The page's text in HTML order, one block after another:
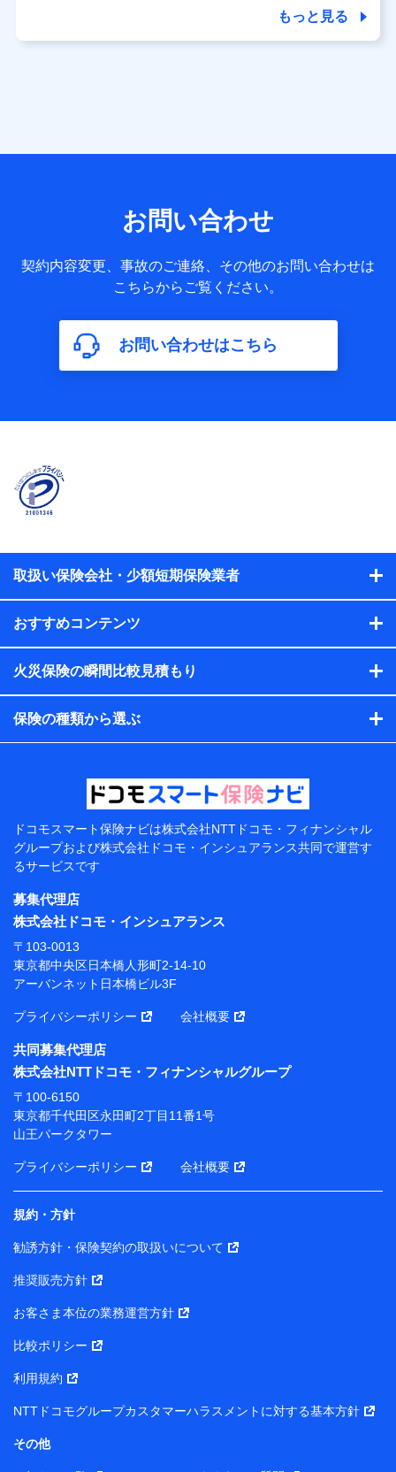
当社又は株式会社NTTドコモが提供する保険関連サービスに
送信履歴などの情報）が含まれます。
約に関する情報。例として、保険契約者及び被保険者の氏
名、住所、生年月日、性別、保険契約者と被保険者の関係、
保険加入の目的、保険商品の内容、保険料、保険料のお支払
年数などの情報、ペットの種類や年齢などの情報などが含ま
れます。
【共同して利用する者の範囲】
株式会社NTTドコモ
当社又は株式会社NTTドコモが提供する保険関連サービスに
おけるユーザ登録受付および管理のため
当社又は株式会社NTTドコモと取引のあるもしくは委託を受
れらに付帯、関連する当社、株式会社NTTドコモおよび提携
会社のサービスを案内、提供するため
析して、お客さまの趣味・嗜好・傾向に応じたサービス・商
各種セミナーの開催のため
コンサルティングサービスの実施のため
アンケートやキャンペーン等の実施のため
上記に係る案内・手続き・管理等付帯業務を行うため
当該個人データを取り扱う各共同利用者（詳細は次のと
東京都千代田区永田町2丁目11番1号 山王パークタワー
株式会社NTTドコモ 代表取締役社長 前田 義晃
東京都中央区日本橋人形町2-14-10 アーバンネット日
本橋ビル 3F
長 吉村 忠義
※ 当社および株式会社NTTドコモは、お客さまの情報
ソナルデータ憲章」に定める行動原則を順守します 。
※ パーソナルデータダッシュボードの「第三者提供の
管理」の設定状態にかかわらず、共同利用する場合があ
ります。
※ dポイントクラブ会員ではないお客さま（2019年12
月11日以降、一度もdポイントクラブ会員であったこと
がないお客さまに限る）に関する、2019年12月10日以
前に取得した個人データは、こちら の利用目的の範囲内
当社は株式会社NTTドコモ・フィナンシャルグループ
との間で、以下のとおり個人データを共同利用しま
す。
【共同して利用される利用データの項目】
当社または株式会社NTTドコモ・フィナンシャルグルー
の個人データ
基本情報
性、連絡先、dポイントサービスのご利用に関する情報。例
所、dポイント残高、dポイント利用履歴などが含まれます。
もっと見る
お問い合わせ
契約内容変更、事故のご連絡、その他のお問い合わせは
こちらからご覧ください。
お問い合わせはこちら
取扱い保険会社・少額短期保険業者
おすすめコンテンツ
火災保険の瞬間比較見積もり
保険の種類から選ぶ
ドコモスマート保険ナビは株式会社NTTドコモ・フィナンシャル
グループおよび株式会社ドコモ・インシュアランス共同で運営す
るサービスです
募集代理店
株式会社ドコモ・インシュアランス
〒103-0013
東京都中央区日本橋人形町2-14-10
アーバンネット日本橋ビル3F
プライバシーポリシー 会社概要
共同募集代理店
株式会社NTTドコモ・フィナンシャルグループ
〒100-6150
東京都千代田区永田町2丁目11番1号
山王パークタワー
プライバシーポリシー 会社概要
規約・方針
勧誘方針・保険契約の取扱いについて
推奨販売方針
お客さま本位の業務運営方針
比較ポリシー
利用規約
NTTドコモグループカスタマーハラスメントに対する基本方針
その他